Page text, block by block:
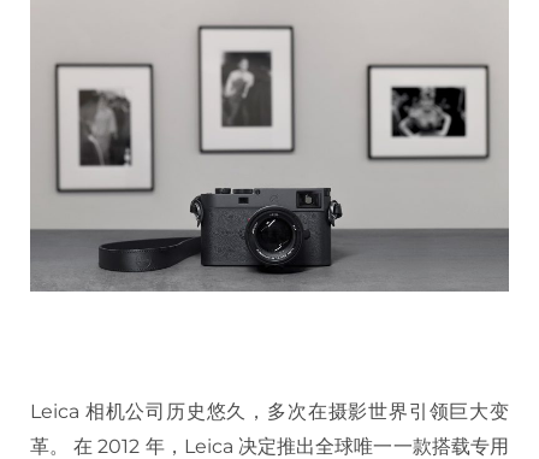
Leica 相机公司历史悠久，多次在摄影世界引领巨大变
革。 在 2012 年，Leica 决定推出全球唯一一款搭载专用